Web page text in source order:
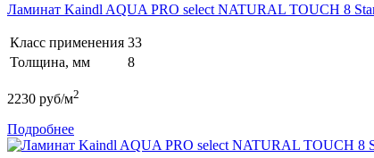
Ламинат Kaindl AQUA PRO select NATURAL TOUCH 8
Класс применения 33
Толщина, мм
8
2230 руб/м2
Подробнее